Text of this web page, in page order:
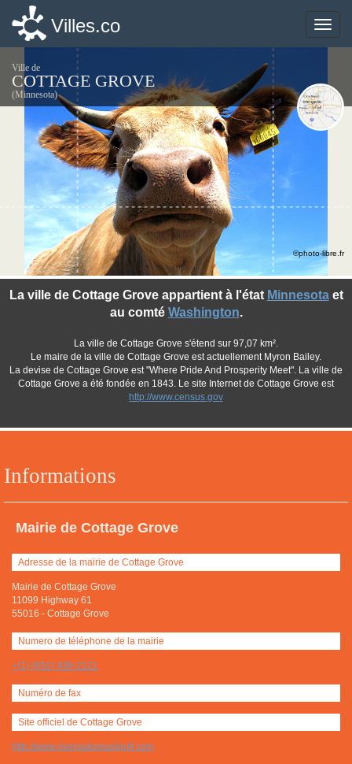
Toggle
Villes.co
Ville de
COTTAGE GROVE
(Minnesota)
Informations
Mairie de Cottage Grove
Adresse de la mairie de Cottage Grove
Mairie de Cottage Grove
11099 Highway 61
55016 - Cottage Grove
Numero de téléphone de la mairie
+(1) (651) 438-2121
Numéro de fax
Site officiel de Cottage Grove
http://www.riveroaksmunigolf.com
La ville de Cottage Grove appartient à l'état Minnesotaet
au comté Washington.
La ville de Cottage Grove s'étend sur 97,07 km².
Le maire de la ville de Cottage Grove est actuellement Myron Bailey.
La devise de Cottage Grove est "Where Pride And Prosperity Meet". La ville de
Cottage Grove a été fondée en 1843. Le site Internet de Cottage Grove est
http://www.census.gov
©photo-libre.fr
Toggle
Villes.co